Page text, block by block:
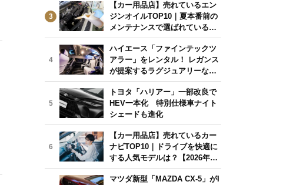
3
【カー用品店】売れているエン
ジンオイルTOP10｜夏本番前の
メンテナンスで選ばれている人
気モデルは？【2026年6月版】
4
ハイエース「ファインテックツ
アラー」をレンタル！ レガンス
が提案するラグジュアリーな移
動体験
5
トヨタ「ハリアー」一部改良で
HEV一本化 特別仕様車ナイト
シェードも進化
6
【カー用品店】売れているカー
ナビTOP10｜ドライブを快適に
する人気モデルは？【2026年6
月版】
マツダ新型「MAZDA CX-5」がI